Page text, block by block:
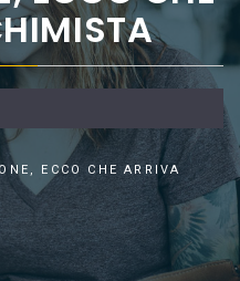
ECCO CHE ARRIVA